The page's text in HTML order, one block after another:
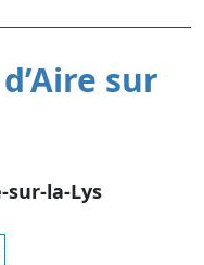
sur
sur-la-Lys